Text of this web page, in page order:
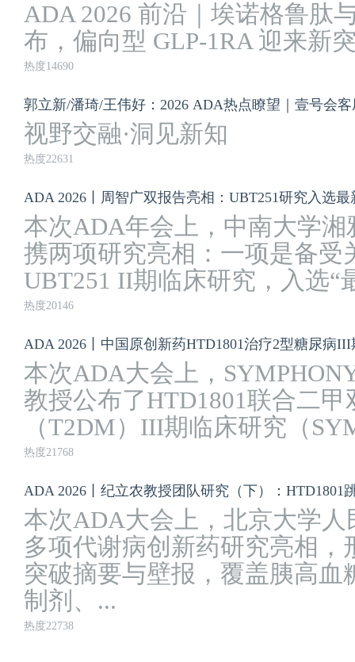
ADA 2026 前沿｜埃诺格鲁肽
布，偏向型 GLP-1RA 迎来新
热度14690
郭立新/潘琦/王伟好：2026 ADA热点瞭望｜壹号会客
视野交融·洞见新知
热度22631
本次ADA年会上，中南大学
携两项研究亮相：一项是备受
UBT251 II期临床研究，入选“
热度20146
ADA 2026丨中国原创新药HTD1801治疗2型糖尿病
本次ADA大会上，
教授公布了HTD1801联合二
（T2DM）III期临床研究（
热度21768
本次ADA大会上，北京大学
多项代谢病创新药研究亮相
突破摘要与壁报，覆盖胰高血
制剂、...
热度22738